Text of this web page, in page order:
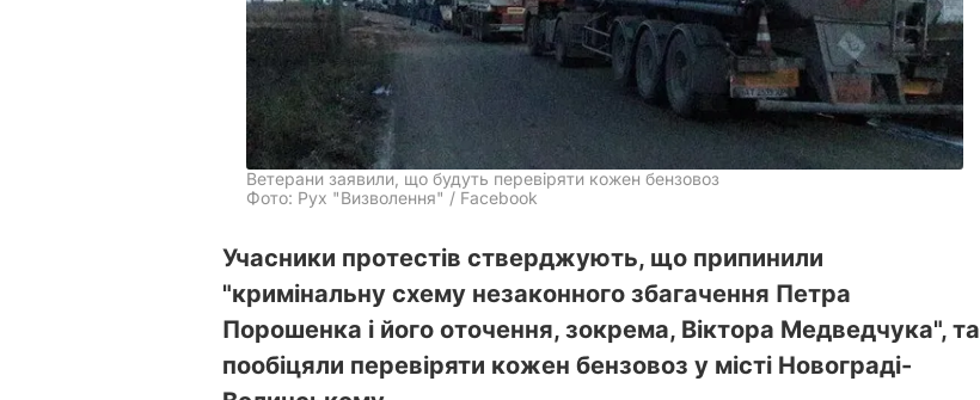
Ветерани заявили, що будуть перевіряти кожен бензовоз
Фото: Рух "Визволення" / Facebook
Учасники протестів стверджують, що припинили
"кримінальну схему незаконного збагачення Петра
Порошенка і його оточення, зокрема, Віктора Медведчука", та
пообіцяли перевіряти кожен бензовоз у місті Новограді-